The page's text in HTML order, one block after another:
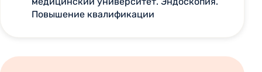
Повышение квалификации